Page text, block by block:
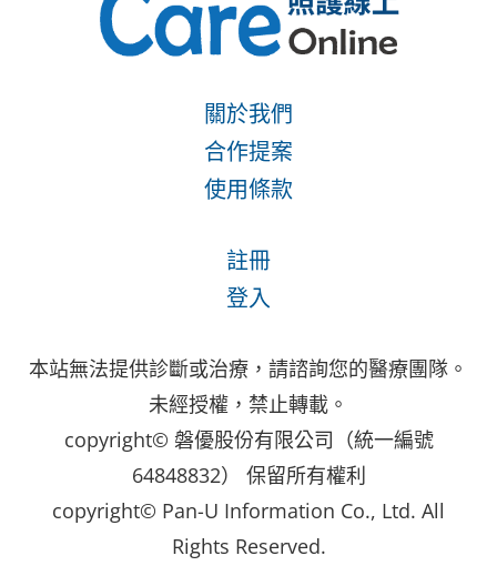
關於我們
合作提案
使用條款
註冊
登入
本站無法提供診斷或治療，請諮詢您的醫療團隊。
未經授權，禁止轉載。
copyright© 磐優股份有限公司（統一編號
64848832） 保留所有權利
copyright© Pan-U Information Co., Ltd. All
Rights Reserved.